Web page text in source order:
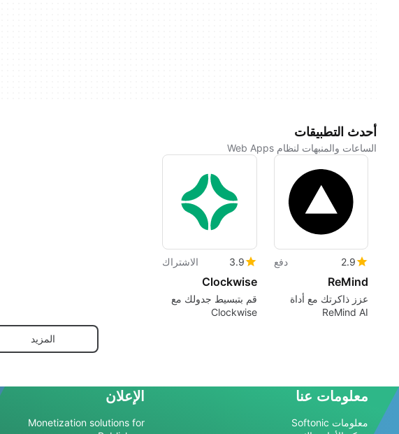
أحدث التطبيقات
الساعات والمنبهات لنظام Web Apps
2.9 دفع
ReMind
عزز ذاكرتك مع أداة
ReMind AI
3.9 الاشتراك
Clockwise
قم بتبسيط جدولك مع
Clockwise
المزيد
معلومات عنا
معلومات Softonic
الإعلان
Monetization solutions for